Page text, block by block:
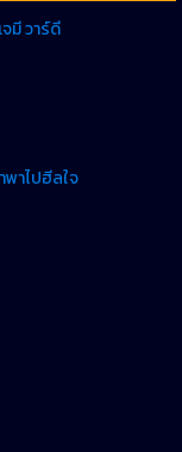
มี่ วาร์ดี้
าไปฮีลใจ